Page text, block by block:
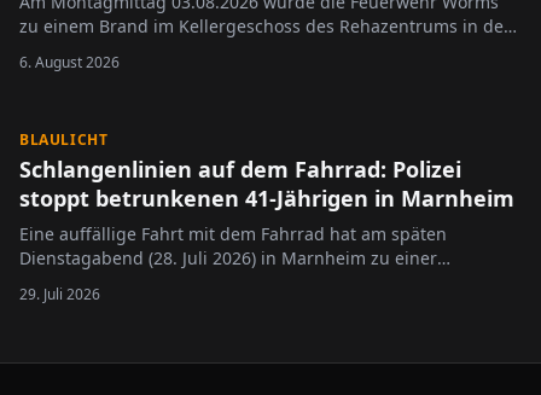
zu einem Brand im Kellergeschoss des Rehazentrums in der
6. August 2026
BLAULICHT
Schlangenlinien auf dem Fahrrad: Polizei
stoppt betrunkenen 41-Jährigen in Marnheim
Eine auffällige Fahrt mit dem Fahrrad hat am späten
Dienstagabend (28. Juli 2026) in Marnheim zu einer
Polizeikontrolle geführt. Ein 41-jähriger Radfahrer war gegen
23.10 Uhr einer Streife der Polizeiinspektion
29. Juli 2026